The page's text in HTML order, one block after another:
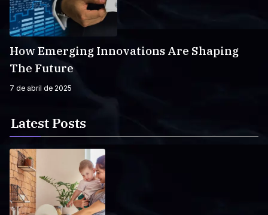
How Emerging Innovations Are Shaping
The Future
7 de abril de 2025
Latest Posts